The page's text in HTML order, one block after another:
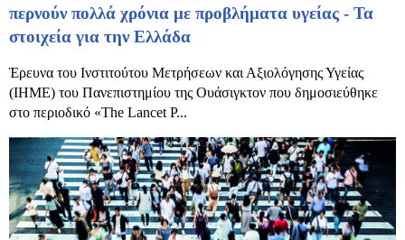
περνούν πολλά χρόνια με προβλήματα υγείας - Τα
στοιχεία για την Ελλάδα
Έρευνα του Ινστιτούτου Μετρήσεων και Αξιολόγησης Υγείας
(IHME) του Πανεπιστημίου της Ουάσιγκτον που δημοσιεύθηκε
στο περιοδικό «The Lancet P...